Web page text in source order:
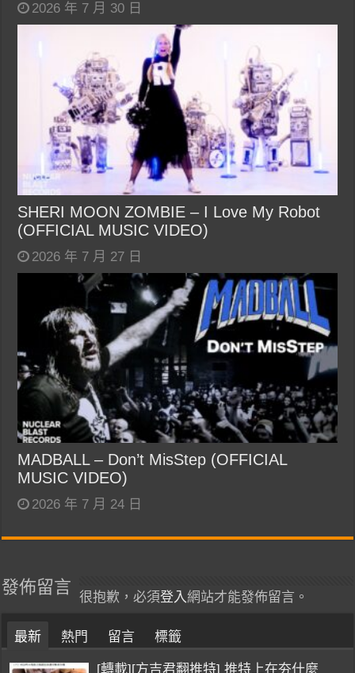
2026 年 7 月 30 日
SHERI MOON ZOMBIE – I Love My Robot
(OFFICIAL MUSIC VIDEO)
2026 年 7 月 27 日
MADBALL – Don’t MisStep (OFFICIAL
MUSIC VIDEO)
2026 年 7 月 24 日
發佈留言
很抱歉，必須登入網站才能發佈留言。
最新 熱門 留言 標籤
[轉載][方吉君翻推特] 推特上在夯什麼